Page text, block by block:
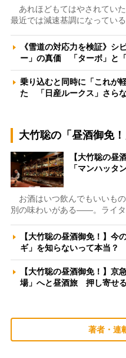
あれほどもてはやされていた
最近では減速基調になってい
《雪道の対応力を検証》シ
ー」の真価 「ターボ」と
乗り込むと同時に「これが
た 「日産ルークス」さら
大竹聡の「昼酒御免！
【大竹聡の昼
「マンハッタ
お酒はいつ飲んでもいいも
別の味わいがある――。ライ
【大竹聡の昼酒御免！】今
ギ」を知らないって本当
【大竹聡の昼酒御免！】京
場」へと昼酒旅 押し寄せ
著者・連